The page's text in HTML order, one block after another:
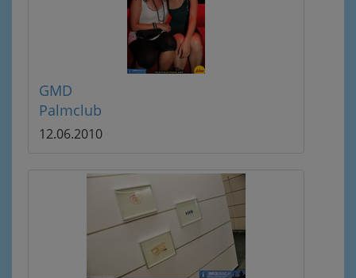
GMD
Palmclub
12.06.2010